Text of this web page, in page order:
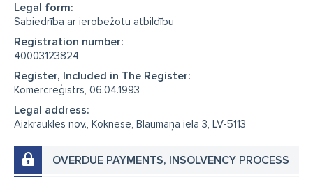
Legal form:
Sabiedrība ar ierobežotu atbildību
Registration number:
40003123824
Register, Included in The Register:
Komercreģistrs, 06.04.1993
Legal address:
Aizkraukles nov., Koknese, Blaumaņa iela 3, LV-5113
OVERDUE PAYMENTS, INSOLVENCY PROCESS